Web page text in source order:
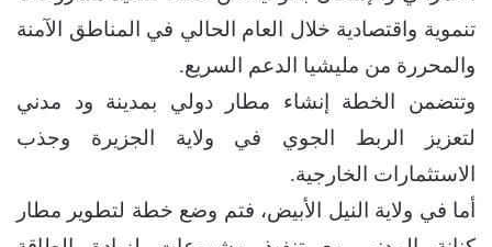
تنموية واقتصادية خلال العام الحالي في المناطق الآمنة
والمحررة من مليشيا الدعم السريع.
وتتضمن الخطة إنشاء مطار دولي بمدينة ود مدني
لتعزيز الربط الجوي في ولاية الجزيرة وجذب
الاستثمارات الخارجية.
أما في ولاية النيل الأبيض، فتم وضع خطة لتطوير مطار